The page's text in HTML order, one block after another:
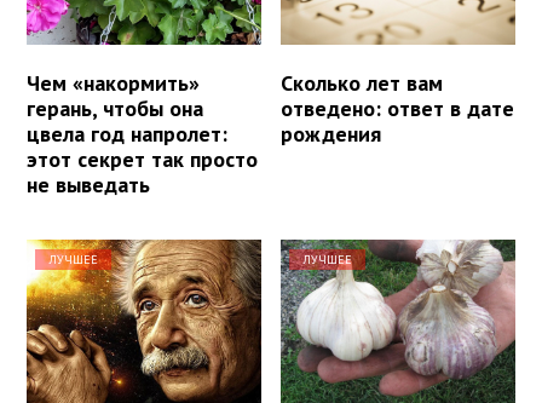
Чем «накормить»
герань, чтобы она
цвела год напролет:
этот секрет так просто
не выведать
Сколько лет вам
отведено: ответ в дате
рождения
ЛУЧШЕЕ ЛУЧШЕЕ